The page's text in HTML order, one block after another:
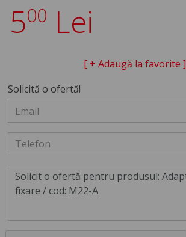
500 Lei
[ + Adaugă la favorite ]
Solicită o ofertă!